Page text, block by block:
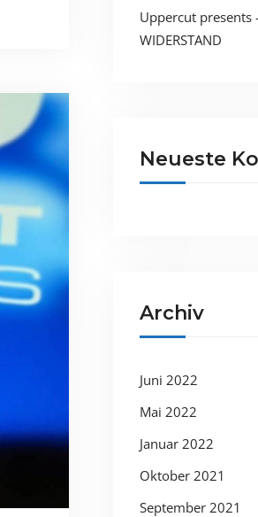
Uppercut presents
WIDERSTAND
Neueste
Archiv
Juni 2022
Mai 2022
Januar 2022
Oktober 2021
September 2021